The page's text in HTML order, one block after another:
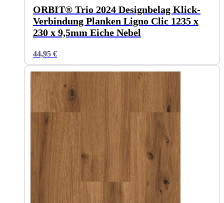
ORBIT® Trio 2024 Designbelag Klick-
Verbindung Planken Ligno Clic 1235 x
230 x 9,5mm Eiche Nebel
44,95 €